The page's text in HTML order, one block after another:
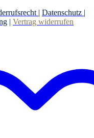
| Datenschutz |
| Vertrag widerrufen